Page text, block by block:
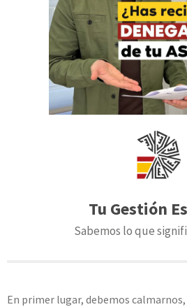
Tu Gestión
Sabemos lo que
En primer lugar, debemos calmarnos,